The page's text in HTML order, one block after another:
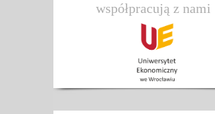
współpracują z nami